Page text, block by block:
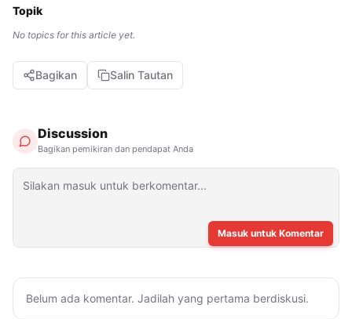
Topik
No topics for this article yet.
Bagikan Salin Tautan
Discussion
Bagikan pemikiran dan pendapat Anda
Masuk untuk Komentar
Belum ada komentar. Jadilah yang pertama berdiskusi.